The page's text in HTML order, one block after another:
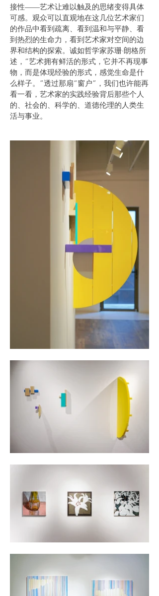
接性——艺术让难以触及的思绪变得具体
可感。观众可以直观地在这几位艺术家们
的作品中看到疏离、看到温和与平静、看
到热烈的生命力，看到艺术家对空间的边
界和结构的探索。诚如哲学家苏珊·朗格所
述，“艺术拥有鲜活的形式，它并不再现事
物，而是体现经验的形式，感觉生命是什
么样子。”透过那扇“窗户”，我们也许能再
看一看，艺术家的实践经验背后那些个人
的、社会的、科学的、道德伦理的人类生
活与事业。